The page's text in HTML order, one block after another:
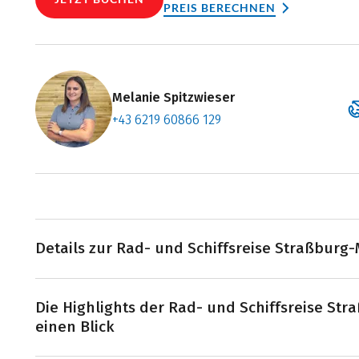
PREIS BERECHNEN
Melanie Spitzwieser
+43 6219 60866 129
Termin
Details zur Rad- und Schiffsreise Straßburg-
wo Sie an Bord gehen und nach Germersheim fahren.
Radtour nach Speyer auf dem Programm. Weiter geht
Die Highlights der Rad- und Schiffsreise
einen Blick